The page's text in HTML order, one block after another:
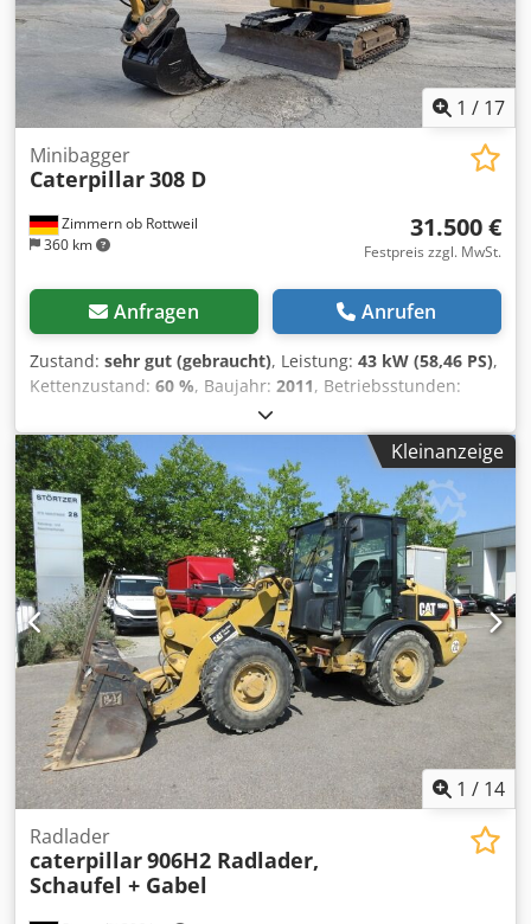
1 / 17
Zimmern ob Rottweil
360 km
Minibagger
Caterpillar308 D
31.500 €
Festpreis zzgl. MwSt.
Anfragen Anrufen
Zustand: sehr gut (gebraucht), Leistung: 43 kW (58,46 PS),
Kettenzustand: 60 %, Baujahr: 2011, Betriebsstunden:
Gummiketten, Klimaanlage
CATERPILLAR 308D Baujahr 2011 Betriebsstunden: 8.204
Std. Chedpfx Ajzrt Amjngea Geschlossene Kabine
Klimaanlage Radio Monoausleger Stiellänge: 2,20 m.
Hammer-, Greifer-, Scheren- Verrohrung Schnellwechsler
OQ45 1x Löffel – 750mm breit Laufwerk ca. 60% erhalten
Bodenplatten 450 mm breit Schildabstützung Mitsubishi
Motor mit 43 kW CE Einsatzgewicht: 8,5 to.
Kleinanzeige
1 / 14
Radlader
caterpillar906H2 Radlader,
Schaufel + Gabel